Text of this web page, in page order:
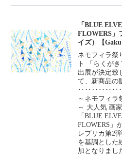
「BLUE
FLOWERS」
イズ）【Gaku
ネモフィラ祭
ト 「らくが
出展が決定致
て、新商品の
～ネモフィラ
～ 大人気 画
「BLUE
FLOWERS」
レプリカ第2
を基調とした
加となりまし